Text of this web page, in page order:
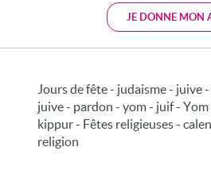
JE DONNE MON
Jours de fête - judaisme - juive
juive - pardon - yom - juif -
kippur - Fêtes religieuses -
religion